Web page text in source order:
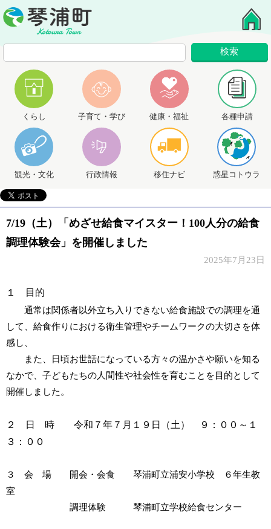
くらし 子育て・学び 健康・福祉 各種申請
観光・文化 行政情報 移住ナビ 惑星コトウラ
7/19（土）「めざせ給食マイスター！100人分の給食
調理体験会」を開催しました
2025年7月23日
１ 目的
通常は関係者以外立ち入りできない給食施設での調理を通
して、給食作りにおける衛生管理やチームワークの大切さを体
感し、
また、日頃お世話になっている方々の温かさや願いを知る
なかで、子どもたちの人間性や社会性を育むことを目的として
開催しました。
２ 日 時 令和７年７月１９日（土） ９：００～１
３：００
３ 会 場 開会・会食 琴浦町立浦安小学校 ６年生教
室
調理体験 琴浦町立学校給食センター